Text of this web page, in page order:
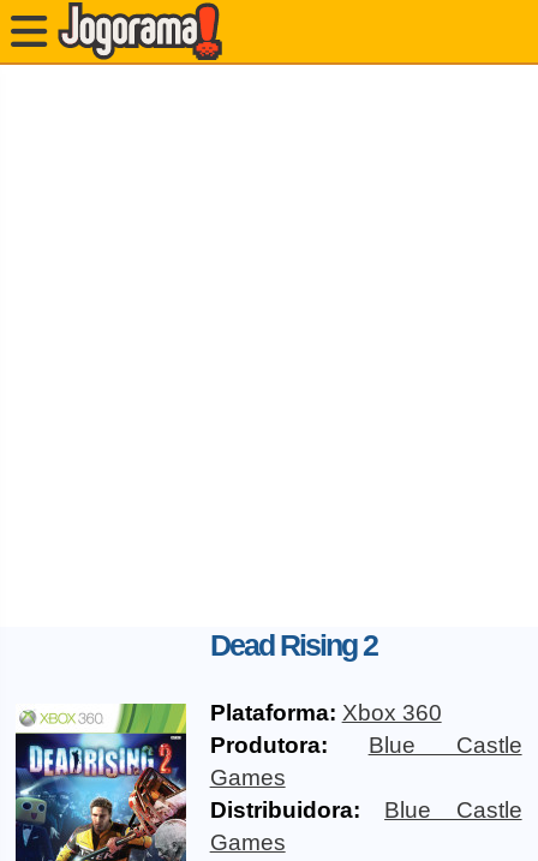
Dead Rising 2
Plataforma: Xbox 360
Produtora:
Blue Castle
Games
Distribuidora:
Blue Castle
Games